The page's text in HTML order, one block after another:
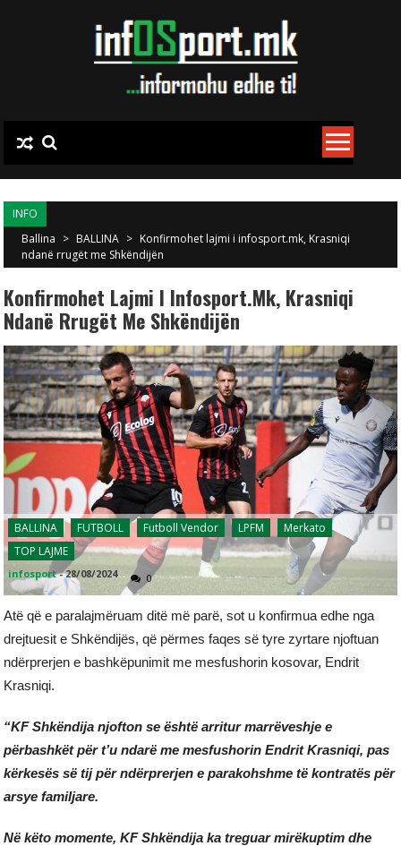
INFO
Ballina > BALLINA > Konfirmohet lajmi i infosport.mk, Krasniqi
ndanë rrugët me Shkëndijën
Konfirmohet Lajmi I Infosport.mk, Krasniqi
Ndanë Rrugët Me Shkëndijën
BALLINA FUTBOLL Futboll Vendor LPFM
Merkato
TOP LAJME
infosport -28/08/2024 0
Atë që e paralajmëruam ditë më parë, sot u konfirmua edhe nga
drejtuesit e Shkëndijës, që përmes faqes së tyre zyrtare njoftuan
ndërprerjen e bashkëpunimit me mesfushorin kosovar, Endrit
Krasniqi.
“KF Shkëndija njofton se është arritur marrëveshje e
përbashkët për t’u ndarë me mesfushorin Endrit Krasniqi, pas
kërkesës së tij për ndërprerjen e parakohshme të kontratës për
arsye familjare.
Në këto momente, KF Shkëndija ka treguar mirëkuptim dhe